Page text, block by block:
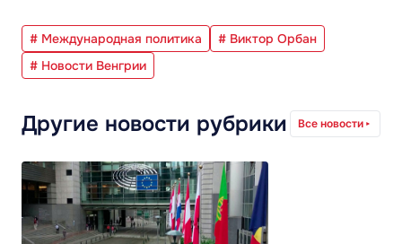
# Международная политика
# Виктор Орбан
# Новости Венгрии
Другие новости рубрики Все новости